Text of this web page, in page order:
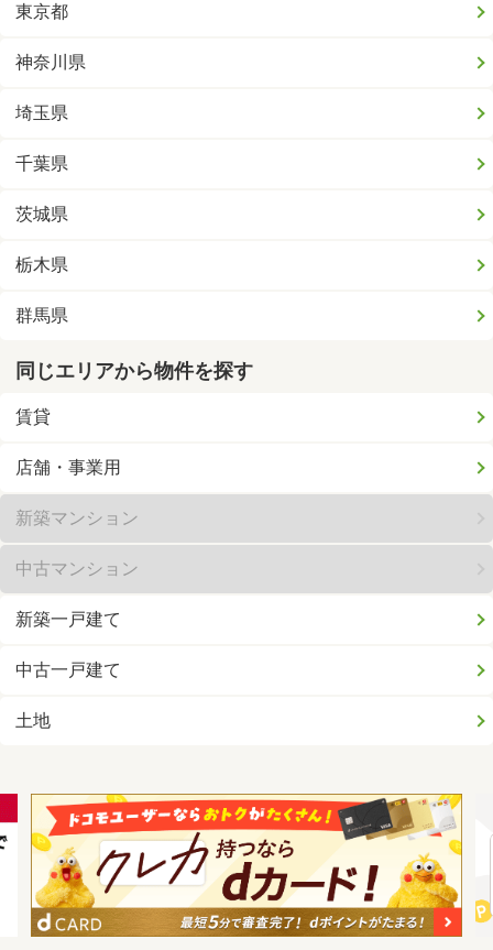
東京都
神奈川県
埼玉県
千葉県
茨城県
栃木県
群馬県
同じエリアから物件を探す
賃貸
店舗・事業用
新築マンション
中古マンション
新築一戸建て
中古一戸建て
土地